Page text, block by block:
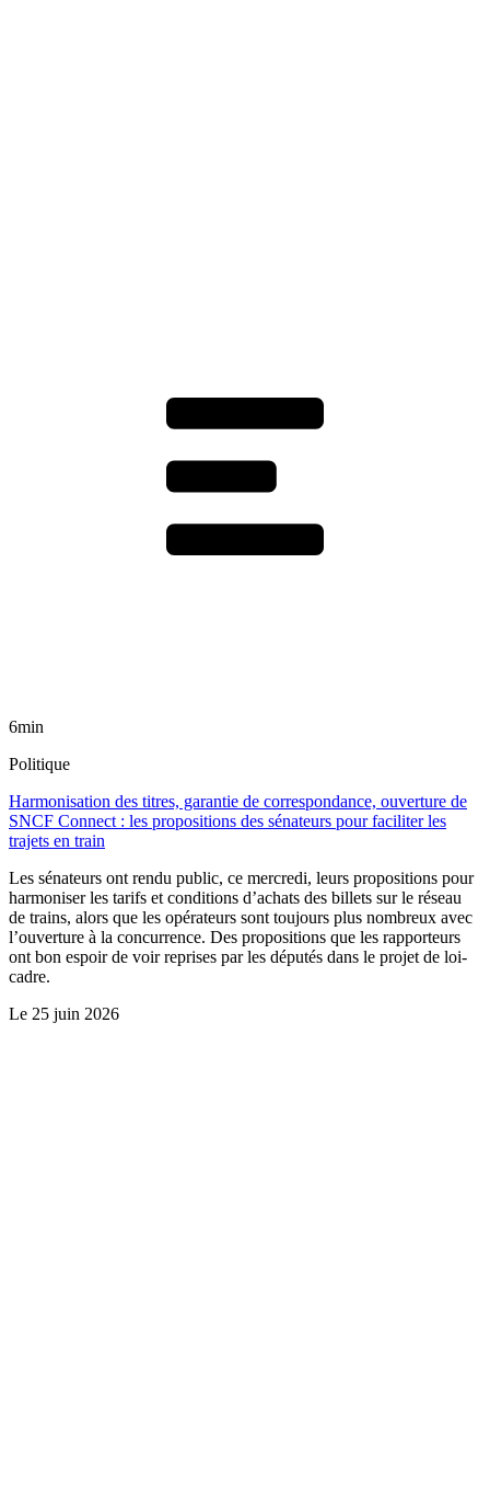
6min
Politique
Harmonisation des titres, garantie de correspondance, ouverture de
SNCF Connect : les propositions des sénateurs pour faciliter les
trajets en train
Les sénateurs ont rendu public, ce mercredi, leurs propositions pour
harmoniser les tarifs et conditions d’achats des billets sur le réseau
de trains, alors que les opérateurs sont toujours plus nombreux avec
l’ouverture à la concurrence. Des propositions que les rapporteurs
ont bon espoir de voir reprises par les députés dans le projet de loi-
cadre.
Le 25 juin 2026